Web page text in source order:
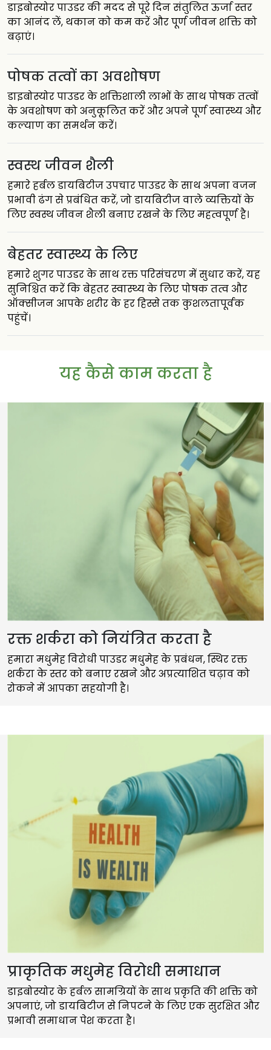
डाइबोस्योर पाउडर की मदद से पूरे दिन संतुलित ऊर्जा स्तर
का आनंद लें, थकान को कम करें और पूर्ण जीवन शक्ति को
बढ़ाएं।
पोषक तत्वों का अवशोषण
डाइबोस्योर पाउडर के शक्तिशाली लाभों के साथ पोषक तत्वों
के अवशोषण को अनुकूलित करें और अपने पूर्ण स्वास्थ्य और
कल्याण का समर्थन करें।
स्वस्थ जीवन शैली
हमारे हर्बल डायबिटीज उपचार पाउडर के साथ अपना वजन
प्रभावी ढंग से प्रबंधित करें, जो डायबिटीज वाले व्यक्तियों के
लिए स्वस्थ जीवन शैली बनाए रखने के लिए महत्वपूर्ण है।
बेहतर स्वास्थ्य के लिए
हमारे शुगर पाउडर के साथ रक्त परिसंचरण में सुधार करें, यह
सुनिश्चित करें कि बेहतर स्वास्थ्य के लिए पोषक तत्व और
ऑक्सीजन आपके शरीर के हर हिस्से तक कुशलतापूर्वक
पहुंचें।
यह कैसे काम करता है
रक्त शर्करा को नियंत्रित करता है
हमारा मधुमेह विरोधी पाउडर मधुमेह के प्रबंधन, स्थिर रक्त
शर्करा के स्तर को बनाए रखने और अप्रत्याशित चढ़ाव को
रोकने में आपका सहयोगी है।
प्राकृतिक मधुमेह विरोधी समाधान
डाइबोस्योर के हर्बल सामग्रियों के साथ प्रकृति की शक्ति को
अपनाएं, जो डायबिटीज से निपटने के लिए एक सुरक्षित और
प्रभावी समाधान पेश करता है।